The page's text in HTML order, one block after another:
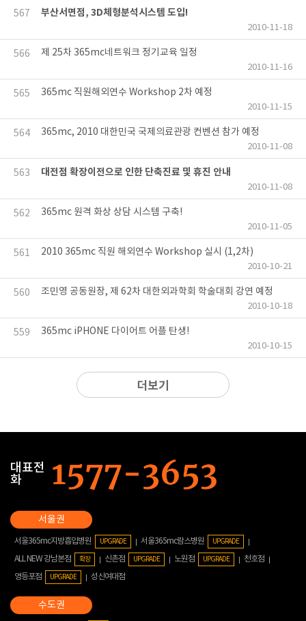
567 부산서면점, 3D체형분석시스템 도입!
2010-11-18
566 제 25차 365mc네트워크 정기교육 일정
2010-11-16
565 365mc 직원해외연수 Workshop 2차 예정
2010-11-15
564 365mc, 2010 대한민국 국제의료관광 컨벤션 참가 예정
2010-11-08
563 대전점 확장이전으로 인한 단축진료 및 휴진 안내
2010-11-08
562 365mc 원격 화상 상담 시스템 구축!
2010-11-05
561 2010 365mc 직원 해외연수 Workshop 실시 (1,2차)
2010-10-21
560 조민영 공동원장, 제 62차 대한외과학회 학술대회 강연 예정
2010-10-18
559 365mc iPHONE 다이어트 어플 탄생!
2010-10-15
더보기
대표전
화
서울365mc지방흡입병원 UPGRADE 서울365mc람스병원 UPGRADE
ALL NEW 강남본점 확장 신촌점 UPGRADE 노원점 UPGRADE
천호점
영등포점
UPGRADE 성신여대점